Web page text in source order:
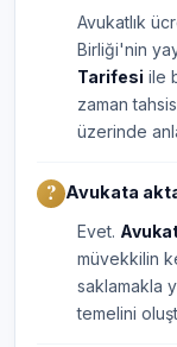
Avukatlık
Birliği'nin
Tarifesi ile
zaman
üzerinde
Avukata
Evet.
müvekkilin
saklamakla
temelini